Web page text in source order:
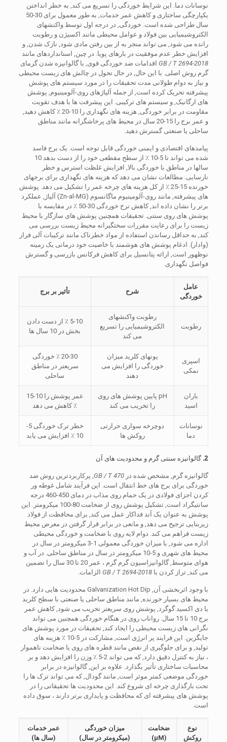
نوسانات دما. این شرایط خوردگی را تسریع می کند, به خطر انداختن
یکپارچگی ساختاری و کاهش عمر خدمات, به طور معمول برای 30-50
سال طراحی شده است. خوردگی, در درجه اول توسط واکنشهای
الکتروشیمیایی بین فولاد و عوامل محیطی مانند اکسیژن و رطوبت
رانده می شود, می تواند منجر به از بین رفتن مادی شود, نازک شدن, و
افزایش خطر عدم موفقیت در بارهای پویا. در چین, استانداردهای مانند
GB / T 2694-2018اقدامات ضد خوردگی قوی, با گالوانیزه شدن گرمای
گرم روش اصلی. با این حال, در حال تحول در چالش های زیست محیطی
و نیاز به دوام طولانی مدت تحقیقات را در مورد سیستم های پوشش
پیشرفته تحریک کرده است, از جمله آلیاژهای روی-آلومینیوم, پوشش
های ارگانیک, و سیستم های ترکیبی. این پیشرفت ها با هدف تقویت
مقاومت در برابر خوردگی, هزینه های نگهداری را 10-20 ٪ کاهش دهید,
و عمر برج را 15-20 سال در محیط های پرخاشگرانه مانند مناطق
ساحلی یا صنعتی گسترش دهید.
پیامدهای اقتصادی و ایمنی خوردگی قابل توجه است. یک برج فاسد
شده می تواند تا 5-10 ٪ از سطح مقطعی خود را از دست بدهد 10
سالها در مناطق با خوردگی بالا, افزایش غلظت استرس و خطر
نارسایی. مطالعات نشان می دهد که هزینه های نگهداری برای برجهای
خورنده 15-25 ٪ از کل هزینه های چرخه عمر را تشکیل می دهد. پوشش
های پیشرفته, مانند روی-آلومینیوم ماگانسوم (Zn-al-MG) آلیاژ, عملکرد
برتر را نشان داده اند, کاهش نرخ خوردگی 30-50 ٪ در مقایسه با
پوشش های روی سنتی. تحقیقات همچنین پوشش های سازگار با محیط
زیست را برای رعایت مقررات سختگیرانه محیط زیست بررسی می
کند, به حداقل رساندن استفاده از مواد خطرناک مانند ترکیبات آلی فرار
(وادار). ادغام پوشش های هوشمند با خاصیت خود درمانی یک زمینه
نوظهور است, ارائه پتانسیل برای کاهش فرکانس بازرسی و گسترش
فواصل نگهداری.
عامل
خوردگی
شرح تأثیر بر برج
رطوبت
رطوبت واکنشهای
الکتروشیمیایی را تسریع
می کند
5-10 ٪ از دست دادن
بخش در 10 سال ها
اسپری
نمکی
یونهای کلرید میزان
خوردگی را افزایش می
دهند
20-30 ٪ خوردگی
سریعتر در مناطق
ساحلی
باران
اسید
pH پایین پوشش های روی
را تخریب می کند
عمر پوشش را 10-15
٪ کاهش می دهد
نوسانات
دما
دوچرخه سواری حرارتی
روکش ها
خطر ترک خوردگی 5-
10 ٪ افزایش می یابد
2. گالوانیزه سنتی گرم و محدودیت های آن
گالوانیزه گرم, مشخص شده در GB / T 470, پرکاربردترین روش ضد
خوردگی برای برج های خط انتقال است. این فرآیند شامل غوطه ور
کردن اجزای فولادی در یک حمام روی مذاب در دمای 450-460 درجه
سانتیگراد است, تشکیل پوشش روی از ضخامت 80-100 میکرومتر. این
پوشش به عنوان یک آند فداکار عمل می کند, برای محافظت از فولاد
زیربنایی ترجیح می دهد, و مانعی در برابر قرار گرفتن در معرض محیط
زیست فراهم می کند. دوام لایه روی با ضخامت و خوردگی محیطی
اداره می شود, با میزان خوردگی معمولی 1-3 میکرومتر در سال در
محیط های شهری و 5-10 میکرومتر در سال در مناطق ساحلی. در آب و
هوای متوسط, گالوانیزاسیون گرم گرم ، عمر 20 تا 30 سال را تضمین
می کند, تراز کردن با GB / T 2694-2018الزامات.
با وجود اثربخشی آن, Galvanization Hot Dip محدودیت هایی دارد. در
محیط های بسیار خورنده, مانند مناطق ساحلی یا صنعتی با سطح کلرید
یا دی اکسید گوگرد, پوشش روی سریعتر تخریب می شود, کاهش عمر
برج 10 تا 15 سال. رواناب روی در هنگام خوردگی همچنین می تواند
نگرانی های زیست محیطی را ایجاد کند, تحقیقات در مورد پوشش های
جایگزین. این فرایند پر انرژی است, مشارکت در 5-10 ٪ هزینه های
تولید, و برای جلوگیری از نقص مانند قطره های روی یا ضخامت ناهموار
، نیاز به کنترل دقیق دارد, که می تواند 2-5 ٪ وزن را افزایش دهد و بر
محاسبات ساختاری تأثیر بگذارد. علاوه بر این, گالوانیزه در برابر
خوردگی موضعی کمتر موثر است, مانند گودال, که می تواند ترک ها را
تحت بارگذاری چرخه ای شروع کند. این محدودیت ها تحقیقاتی را در
پوشش های پیشرفته ای که محافظت و پایداری برتر دارند ، سوق داده
است.
نوع
روکش
ضخامت
(μM)
میزان خوردگی
(میکرومتر در سال)
عمر خدمات
(سال ها)